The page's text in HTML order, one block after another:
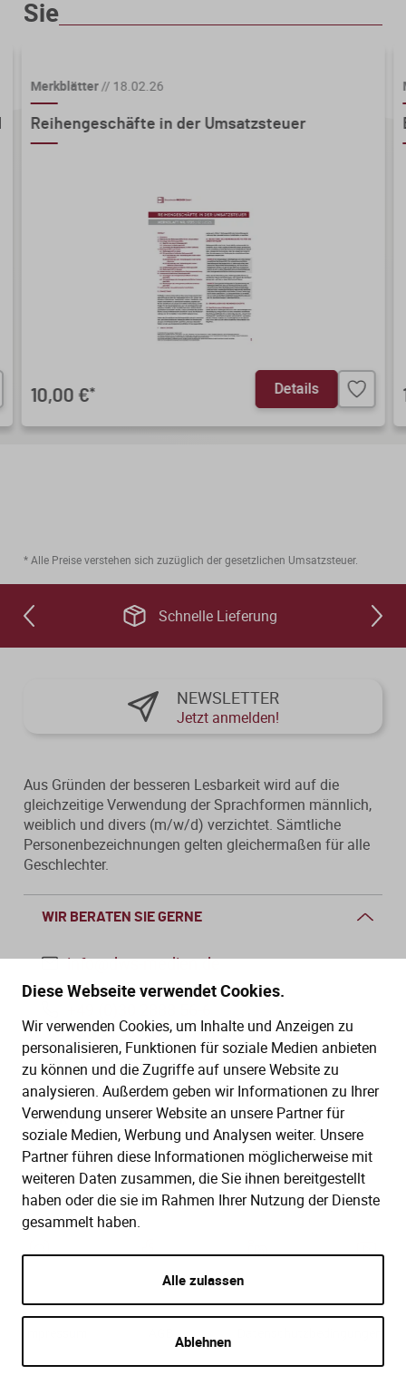
Diese Webseite verwendet Cookies.
Wir verwenden Cookies, um Inhalte und Anzeigen zu
personalisieren, Funktionen für soziale Medien anbieten
zu können und die Zugriffe auf unsere Website zu
analysieren. Außerdem geben wir Informationen zu Ihrer
Verwendung unserer Website an unsere Partner für
soziale Medien, Werbung und Analysen weiter. Unsere
Partner führen diese Informationen möglicherweise mit
weiteren Daten zusammen, die Sie ihnen bereitgestellt
haben oder die sie im Rahmen Ihrer Nutzung der Dienste
gesammelt haben.
Alle zulassen
Ablehnen
Sie
Merkblätter// 18.02.26
Reihengeschäfte in der Umsatzsteuer
10,00 €* Details
* Alle Preise verstehen sich zuzüglich der gesetzlichen Umsatzsteuer.
Schnelle Lieferung
WIR BERATEN SIE GERNE
info@dws-medien.de
Mo.–Do. 08:00–16:00 Uhr
Fr. 08:00–13:30 Uhr
SERVICE
Hilfe (FAQ)
Gesetze
Kontakt
KAUF UND BESTELLUNG
Versand und Lieferung
NEWSLETTER
Jetzt anmelden!
Aus Gründen der besseren Lesbarkeit wird auf die
gleichzeitige Verwendung der Sprachformen männlich,
weiblich und divers (m/w/d) verzichtet. Sämtliche
Personenbezeichnungen gelten gleichermaßen für alle
Geschlechter.